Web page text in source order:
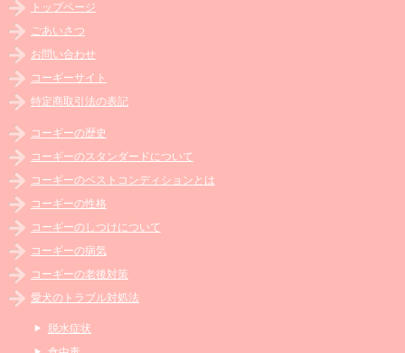
トップページ
ごあいさつ
お問い合わせ
コーギーサイト
特定商取引法の表記
コーギーの歴史
コーギーのスタンダードについて
コーギーのベストコンディションとは
コーギーの性格
コーギーのしつけについて
コーギーの病気
コーギーの老後対策
愛犬のトラブル対処法
脱水症状